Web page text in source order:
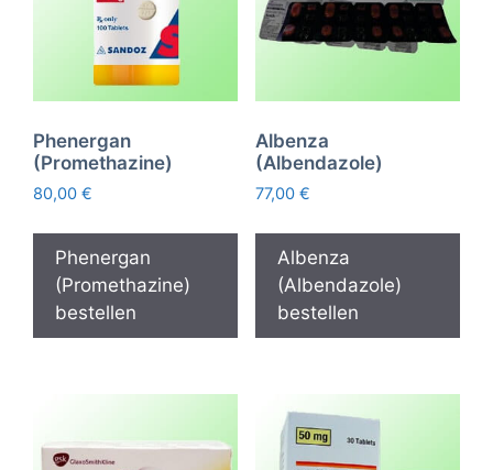
Phenergan
(Promethazine)
80,00 €
Phenergan
(Promethazine)
bestellen
Albenza
(Albendazole)
77,00 €
Albenza
(Albendazole)
bestellen